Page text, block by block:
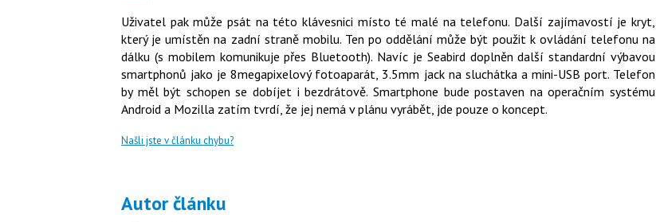
u
Uživatel pak může psát na této klávesnici místo té malé na telefonu. Další zajímavostí je kryt,
který je umístěn na zadní straně mobilu. Ten po oddělání může být použit k ovládání telefonu na
dálku (s mobilem komunikuje přes Bluetooth). Navíc je Seabird doplněn další standardní výbavou
smartphonů jako je 8megapixelový fotoaparát, 3.5mm jack na sluchátka a mini-USB port. Telefon
by měl být schopen se dobíjet i bezdrátově. Smartphone bude postaven na operačním systému
Android a Mozilla zatím tvrdí, že jej nemá v plánu vyrábět, jde pouze o koncept.
Našli jste v článku chybu?
Autor článku